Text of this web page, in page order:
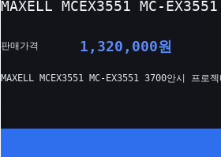
MAXELL MCEX3551 MC-
판매가격 1,320,000원
MAXELL MCEX3551 MC-EX3551 3700안시 프로젝